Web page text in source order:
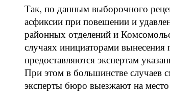
Так, по данным выборочного
асфиксии при повешении и
районных отделений и
случаях инициаторами вынесения
предоставляются экспертам
При этом в большинстве случаев
эксперты бюро выезжают на